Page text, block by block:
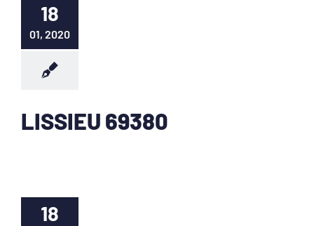
18
01, 2020
LISSIEU 69380
18